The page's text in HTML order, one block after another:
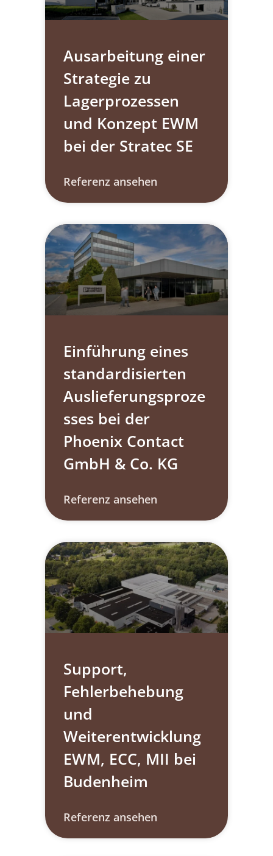
Ausarbeitung einer
Strategie zu
Lagerprozessen
und Konzept EWM
bei der Stratec SE​
Referenz ansehen
Einführung eines
standardisierten
Auslieferungsproze
sses bei der
Phoenix Contact
GmbH & Co. KG
Referenz ansehen
Support,
Fehlerbehebung
und
Weiterentwicklung
EWM, ECC, MII​ bei
Budenheim
Referenz ansehen